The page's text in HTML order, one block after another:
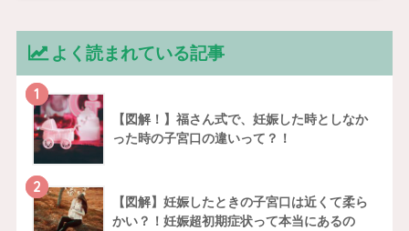
よく読まれている記事
1
【図解！】福さん式で、妊娠した時としなか
った時の子宮口の違いって？！
2
【図解】妊娠したときの子宮口は近くて柔ら
かい？！妊娠超初期症状って本当にあるの